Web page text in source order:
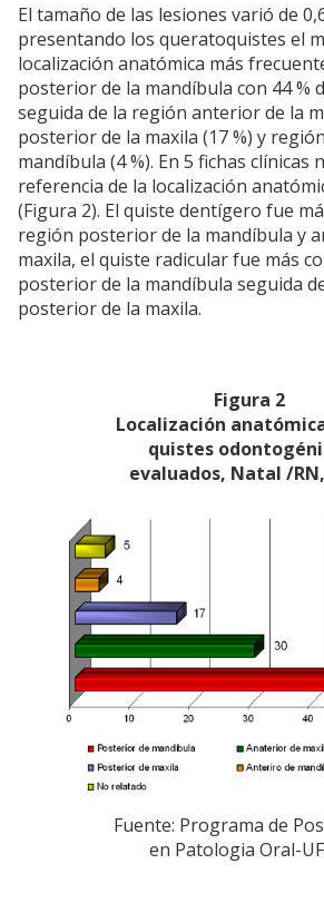
El tamaño de las lesiones varió de
presentando los queratoquistes el
localización anatómica más
posterior de la mandíbula con 44 %
seguida de la región anterior de la
posterior de la maxila (17 %) y
mandíbula (4 %). En 5 fichas clínicas
referencia de la localización
(Figura 2). El quiste dentígero fue
región posterior de la mandíbula y
maxila, el quiste radicular fue más
posterior de la mandíbula seguida
posterior de la maxila.
Figura 2
Localización
quistes
evaluados, Natal /
Fuente: Programa de
en Patologia Oral-